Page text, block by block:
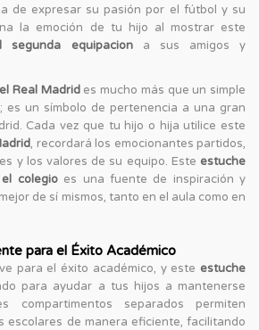
de expresar su pasión por el fútbol y su
la emoción de tu hijo al mostrar este
segunda equipaciona sus amigos y
Real Madrides mucho más que un simple
es un símbolo de pertenencia a una gran
Cada vez que tu hijo o hija utilice este
, recordará los emocionantes partidos,
y los valores de su equipo. Este estuche
colegioes una fuente de inspiración y
de sí mismos, tanto en el aula como en
para el Éxito Académico
para el éxito académico, y este estuche
para ayudar a tus hijos a mantenerse
compartimentos separados permiten
escolares de manera eficiente, facilitando